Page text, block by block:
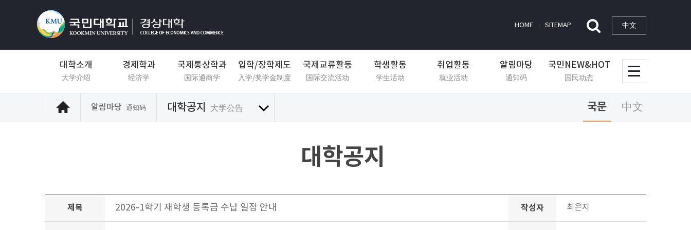
HOME SITEMAP 中文
대학소개
大学介绍
경제학과
经济学
국제통상학과
国际通商学
입학/장학제도
入学/奖学金制度
국제교류활동
国际交流活动
학생활동
学生活动
취업활동
就业活动
알림마당
通知码
국민NEW&HOT
国民动态
알림마당 通知码 대학공지 大学公告 국문 中文
대학공지
제목 2026-1학기 재학생 등록금 수납 일정 안내 작성자 최은지